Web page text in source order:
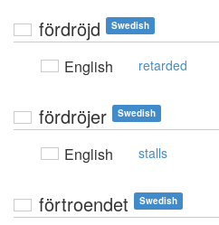
fördröjd Swedish
English retarded
fördröjer Swedish
English stalls
förtroendet Swedish